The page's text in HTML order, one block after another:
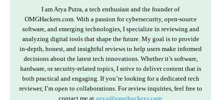
I am Arya Putra, a tech enthusiast and the founder of
OMGHackers.com. With a passion for cybersecurity, open-source
software, and emerging technologies, I specialize in reviewing and
analyzing digital tools that shape the future. My goal is to provide
in-depth, honest, and insightful reviews to help users make informed
decisions about the latest tech innovations. Whether it’s software,
hardware, or security-related topics, I strive to deliver content that is
both practical and engaging. If you’re looking for a dedicated tech
reviewer, I’m open to collaborations. For review inquiries, feel free to
contact me at arya@omghackers.com